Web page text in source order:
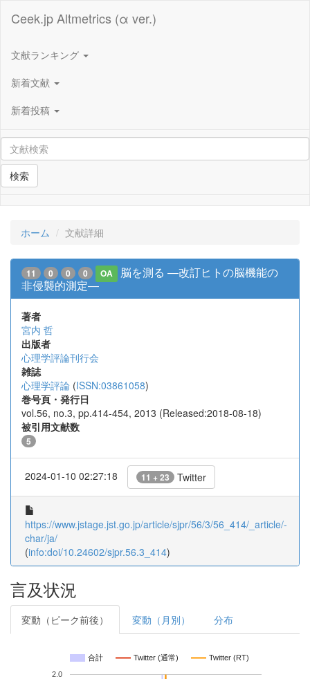
Ceek.jp Altmetrics (α ver.)
文献ランキング
新着文献
新着投稿
検索
ホーム 文献詳細
11 0 0 0 OA
脳を測る ―改訂ヒトの脳機能の
非侵襲的測定―
著者
宮内 哲
出版者
心理学評論刊行会
雑誌
心理学評論 (ISSN:03861058)
巻号頁・発行日
vol.56, no.3, pp.414-454, 2013 (Released:2018-08-18)
被引用文献数
5
2024-01-10 02:27:18 11 + 23 Twitter
https://www.jstage.jst.go.jp/article/sjpr/56/3/56_414/_article/-
char/ja/
(info:doi/10.24602/sjpr.56.3_414)
言及状況
変動（ピーク前後） 変動（月別） 分布
合計 Twitter (通常) Twitter (RT)
2.0